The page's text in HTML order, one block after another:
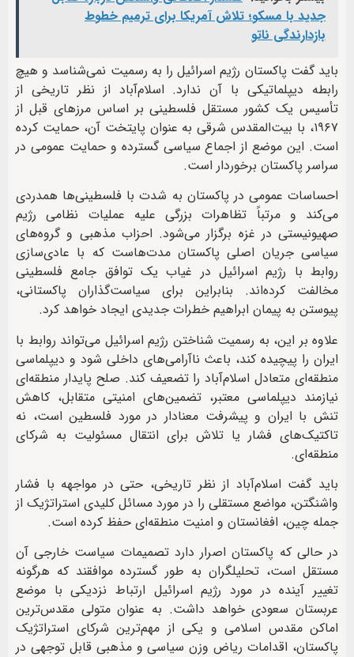
جدید با مسکو؛ تلاش آمریکا برای ترمیم خطوط
بازدارندگی ناتو
باید گفت پاکستان رژیم اسرائیل را به رسمیت نمی‌شناسد و هیچ
رابطه دیپلماتیکی با آن ندارد. اسلام‌آباد از نظر تاریخی از
تأسیس یک کشور مستقل فلسطینی بر اساس مرزهای قبل از
۱۹۶۷، با بیت‌المقدس شرقی به عنوان پایتخت آن، حمایت کرده
است. این موضع از اجماع سیاسی گسترده و حمایت عمومی در
سراسر پاکستان برخوردار است.
احساسات عمومی در پاکستان به شدت با فلسطینی‌ها همدردی
می‌کند و مرتباً تظاهرات بزرگی علیه عملیات نظامی رژیم
صهیونیستی در غزه برگزار می‌شود. احزاب مذهبی و گروه‌های
سیاسی جریان اصلی پاکستان مدت‌هاست که با عادی‌سازی
روابط با رژیم اسرائیل در غیاب یک توافق جامع فلسطینی
مخالفت کرده‌اند. بنابراین برای سیاست‌گذاران پاکستانی،
پیوستن به پیمان ابراهیم خطرات جدیدی ایجاد خواهد کرد.
علاوه بر این، به رسمیت شناختن رژیم اسرائیل می‌تواند روابط با
ایران را پیچیده کند، باعث ناآرامی‌های داخلی شود و دیپلماسی
منطقه‌ای متعادل اسلام‌آباد را تضعیف کند. صلح پایدار منطقه‌ای
نیازمند دیپلماسی معتبر، تضمین‌های امنیتی متقابل، کاهش
تنش با ایران و پیشرفت معنادار در مورد فلسطین است، نه
تاکتیک‌های فشار یا تلاش برای انتقال مسئولیت به شرکای
منطقه‌ای.
باید گفت اسلام‌آباد از نظر تاریخی، حتی در مواجهه با فشار
واشنگتن، مواضع مستقلی را در مورد مسائل کلیدی استراتژیک از
جمله چین، افغانستان و امنیت منطقه‌ای حفظ کرده است.
در حالی که پاکستان اصرار دارد تصمیمات سیاست خارجی آن
مستقل است، تحلیلگران به طور گسترده موافقند که هرگونه
تغییر آینده در مورد رژیم اسرائیل ارتباط نزدیکی با موضع
عربستان سعودی خواهد داشت. به عنوان متولی مقدس‌ترین
اماکن مقدس اسلامی و یکی از مهم‌ترین شرکای استراتژیک
پاکستان، اقدامات ریاض وزن سیاسی و مذهبی قابل توجهی در